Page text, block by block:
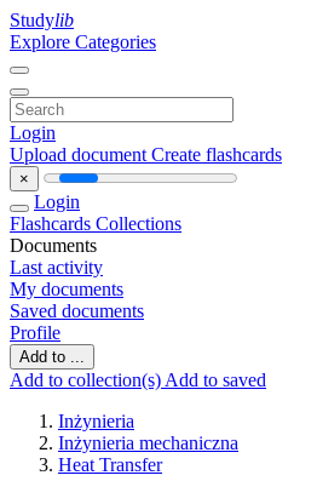
Studylib
Explore Categories
Login
Upload document Create flashcards
×
Login
Flashcards Collections
Documents
Last activity
My documents
Saved documents
Profile
Add to ...
Add to collection(s) Add to saved
Inżynieria
Inżynieria mechaniczna
Heat Transfer